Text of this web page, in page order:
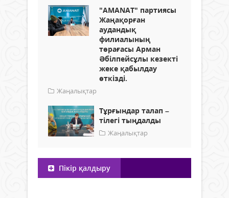
"AMANAT" партиясы
Жаңақорған
аудандық
филиалының
төрағасы Арман
Әбілпейсұлы кезекті
жеке қабылдау
өткізді.
Жаңалықтар
Тұрғындар талап –
тілегі тыңдалды
Жаңалықтар
Пікір қалдыру